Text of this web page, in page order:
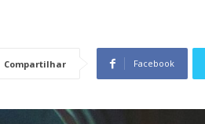
Compartilhar Facebook